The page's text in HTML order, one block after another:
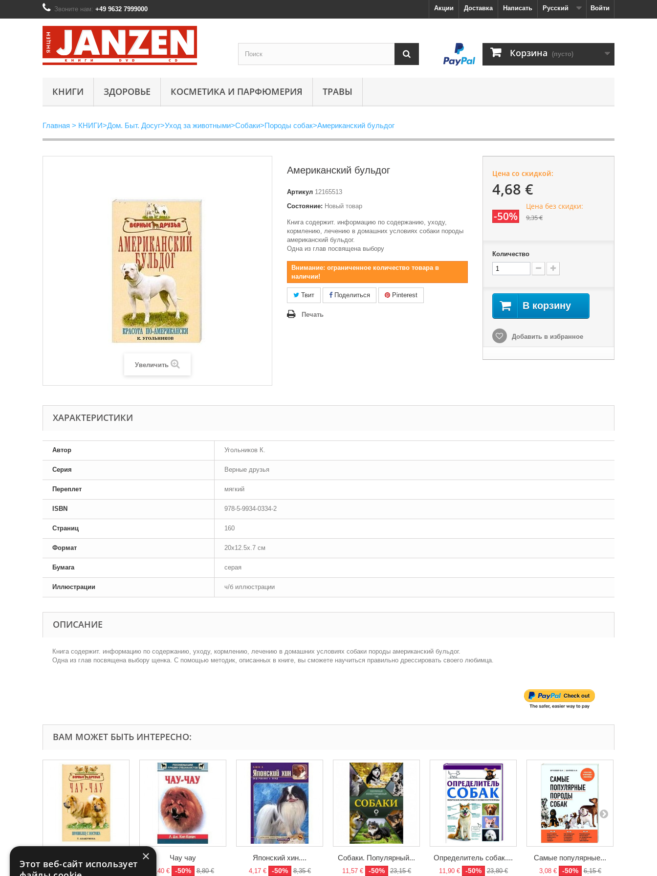
Войти
Русский
Написать
Доставка
Акции
Звоните нам: +49 9632 7999000
Корзина (пусто)
КНИГИ ЗДОРОВЬЕ КОСМЕТИКА И ПАРФЮМЕРИЯ ТРАВЫ
Главная > КНИГИ>Дом. Быт. Досуг>Уход за животными>Собаки>Породы собак>Американский бульдог
Увеличить
Американский бульдог
Артикул 12165513
Состояние: Новый товар
Книга содержит. информацию по содержанию, уходу,
кормлению, лечению в домашних условиях собаки породы
американский бульдог.
Одна из глав посвящена выбору
Внимание: ограниченное количество товара в
наличии!
Твит Поделиться Pinterest
Печать
Цена со скидкой:
4,68 €
-50%
Цена без скидки:
9,35 €
Количество
В корзину
Добавить в избранное
ХАРАКТЕРИСТИКИ
Автор Угольников К.
Серия Верные друзья
Переплет мягкий
ISBN 978-5-9934-0334-2
Страниц 160
Формат 20x12.5x.7 см
Бумага серая
Иллюстрации ч/б иллюстрации
ОПИСАНИЕ
Книга содержит. информацию по содержанию, уходу, кормлению, лечению в домашних условиях собаки породы американский бульдог.
Одна из глав посвящена выбору щенка. С помощью методик, описанных в книге, вы сможете научиться правильно дрессировать своего любимца.
ВАМ МОЖЕТ БЫТЬ ИНТЕРЕСНО:
1,57 €
Чау чау
4,40 € -50% 8,80 €
Японский хин....
4,17 € -50% 8,35 €
Собаки. Популярный...
11,57 € -50% 23,15 €
Определитель собак....
11,90 € -50% 23,80 €
Самые популярные...
3,08 € -50% 6,15 €
×
Этот веб-сайт использует